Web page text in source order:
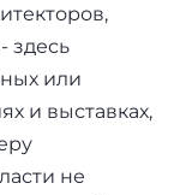
здесь
или
и выставках,
не